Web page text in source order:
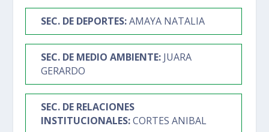
SEC. DE DEPORTES:AMAYA NATALIA
SEC. DE MEDIO AMBIENTE: JUARA
GERARDO
SEC. DE RELACIONES
INSTITUCIONALES:CORTES ANIBAL